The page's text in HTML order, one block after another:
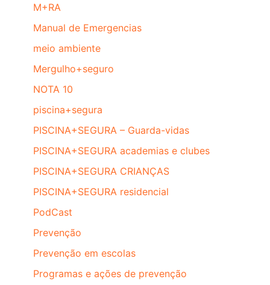
M+RA
Manual de Emergencias
meio ambiente
Mergulho+seguro
NOTA 10
piscina+segura
PISCINA+SEGURA – Guarda-vidas
PISCINA+SEGURA academias e clubes
PISCINA+SEGURA CRIANÇAS
PISCINA+SEGURA residencial
PodCast
Prevenção
Prevenção em escolas
Programas e ações de prevenção